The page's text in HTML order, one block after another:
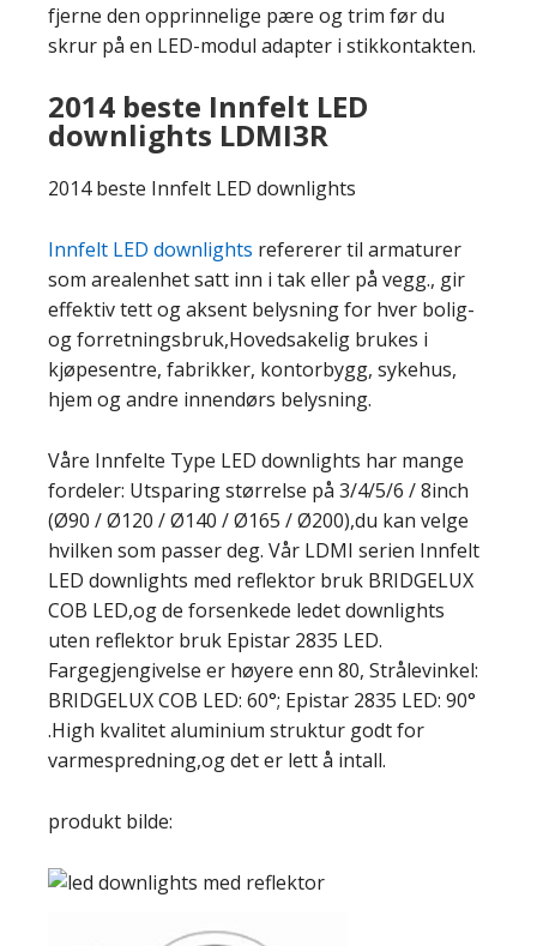
fjerne den opprinnelige pære og trim før du
skrur på en LED-modul adapter i stikkontakten.
2014 beste Innfelt LED
downlights LDMI3R
2014 beste Innfelt LED downlights
Innfelt LED downlights refererer til armaturer
som arealenhet satt inn i tak eller på vegg., gir
effektiv tett og aksent belysning for hver bolig-
og forretningsbruk,Hovedsakelig brukes i
kjøpesentre, fabrikker, kontorbygg, sykehus,
hjem og andre innendørs belysning.
Våre Innfelte Type LED downlights har mange
fordeler: Utsparing størrelse på 3/4/5/6 / 8inch
(Ø90 / Ø120 / Ø140 / Ø165 / Ø200),du kan velge
hvilken som passer deg. Vår LDMI serien Innfelt
LED downlights med reflektor bruk BRIDGELUX
COB LED,og de forsenkede ledet downlights
uten reflektor bruk Epistar 2835 LED.
Fargegjengivelse er høyere enn 80, Strålevinkel:
BRIDGELUX COB LED: 60°; Epistar 2835 LED: 90°
.High kvalitet aluminium struktur godt for
varmespredning,og det er lett å intall.
produkt bilde: